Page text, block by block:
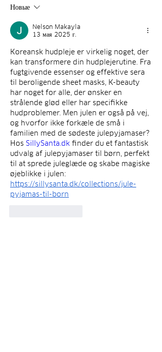
Новые
Nelson Makayla
13 мая 2025 г.
Koreansk hudpleje er virkelig noget, der
kan transformere din hudplejerutine. Fra
fugtgivende essenser og effektive sera
til beroligende sheet masks, K-beauty
har noget for alle, der ønsker en
strålende glød eller har specifikke
hudproblemer. Men julen er også på vej,
og hvorfor ikke forkæle de små i
familien med de sødeste julepyjamaser?
Hos SillySanta.dk finder du et fantastisk
udvalg af julepyjamaser til børn, perfekt
til at sprede juleglæde og skabe magiske
https://sillysanta.dk/collections/jule-
pyjamas-til-born